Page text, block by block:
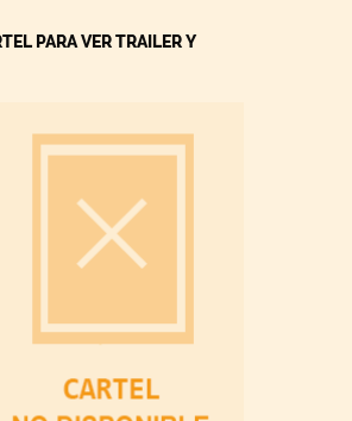
PARA VER TRAILER Y